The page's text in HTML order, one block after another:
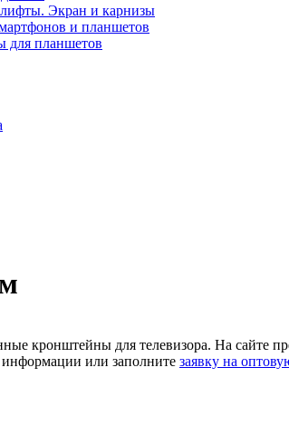
Экран и карнизы
и планшетов
для планшетов
кронштейны для телевизора. На сайте
или заполните заявку на